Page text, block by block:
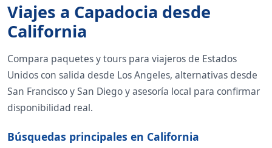
Viajes a Capadocia desde
California
Compara paquetes y tours para viajeros de Estados
Unidos con salida desde Los Angeles, alternativas desde
San Francisco y San Diego y asesoría local para confirmar
disponibilidad real.
Búsquedas principales en California